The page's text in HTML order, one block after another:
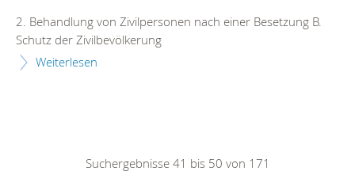
2. Behandlung von Zivilpersonen nach einer Besetzung B.
Schutz der Zivilbevölkerung
Weiterlesen
Suchergebnisse 41 bis 50 von 171